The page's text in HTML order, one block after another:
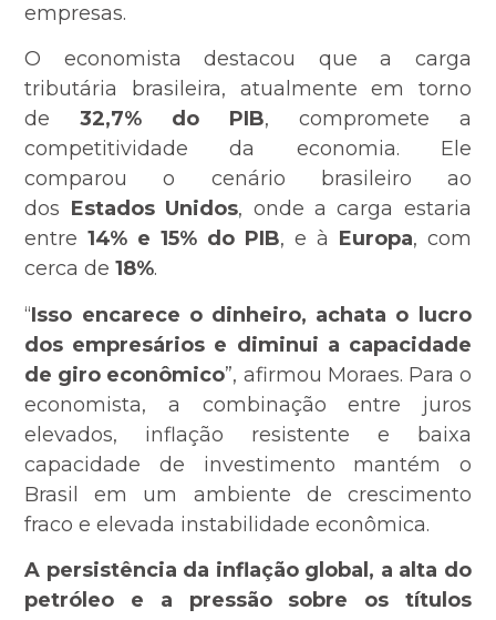
empresas.
O economista destacou que a carga
tributária brasileira, atualmente em torno
de32,7% do PIB, compromete a
competitividade da economia. Ele
comparou o cenário brasileiro ao
dos Estados Unidos, onde a carga estaria
entre14% e 15% do PIB, e à Europa, com
cerca de18%.
“Isso encarece o dinheiro, achata o lucro
dos empresários e diminui a capacidade
de giro econômico”, afirmou Moraes. Para o
economista, a combinação entre juros
elevados, inflação resistente e baixa
capacidade de investimento mantém o
Brasil em um ambiente de crescimento
fraco e elevada instabilidade econômica.
A persistência da inflação global, a alta do
petróleo e a pressão sobre os títulos